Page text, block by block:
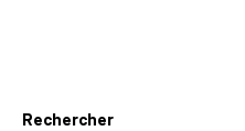
Rechercher